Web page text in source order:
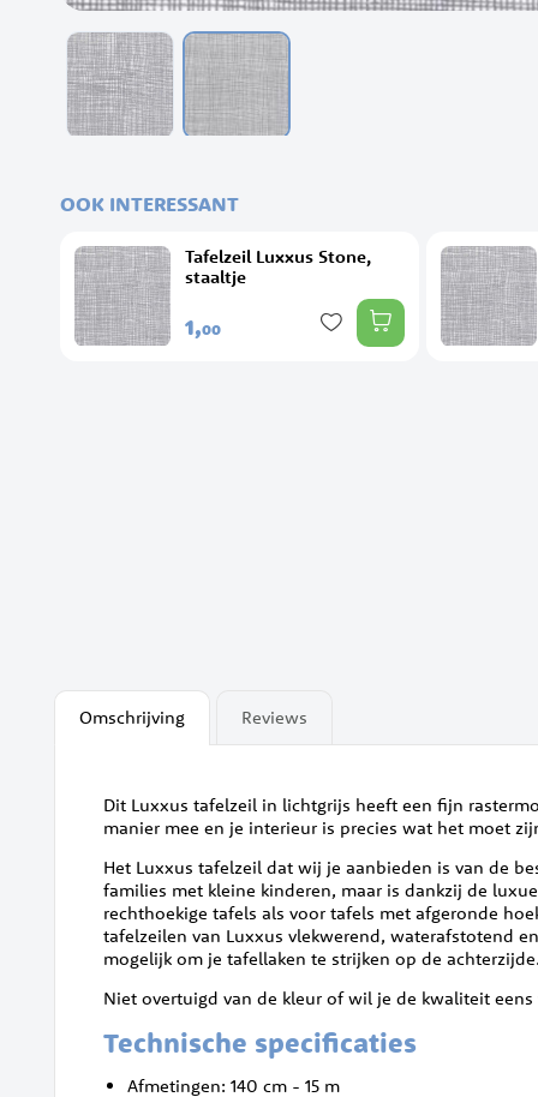
het
begin
van
de
afbeeldingen-
gallerij
OOK INTERESSANT
Tafelzeil Luxxus Stone,
staaltje
1,00
Omschrijving
Dit Luxxus tafelzeil in lichtgrijs heeft een fijn
manier mee en je interieur is precies wat het moet
Het Luxxus tafelzeil dat wij je aanbieden is van de
families met kleine kinderen, maar is dankzij de
rechthoekige tafels als voor tafels met afgeronde
tafelzeilen van Luxxus vlekwerend, waterafstotend
mogelijk om je tafellaken te strijken op de achterzijde.
Niet overtuigd van de kleur of wil je de kwaliteit
Technische specificaties
Afmetingen: 140 cm - 15 m
Reviews